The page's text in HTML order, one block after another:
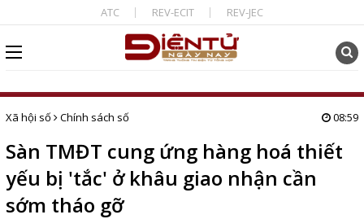
ATC REV-ECIT REV-JEC
Xã hội số Chính sách số 08:59
Sàn TMĐT cung ứng hàng hoá thiết
yếu bị 'tắc' ở khâu giao nhận cần
sớm tháo gỡ